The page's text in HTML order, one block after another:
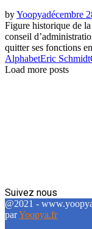
byYoopyadécembre
Figure historique de
conseil
quitter ses fonctions
AlphabetEric Schmidt
Load more posts
Suivez nous
Facebook
Twitter
Linkedin
@2021 -
parYoopya.fr